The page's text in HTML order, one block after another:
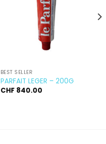
BEST SELLER
PARFAIT LEGER – 200G
CHF 840.00